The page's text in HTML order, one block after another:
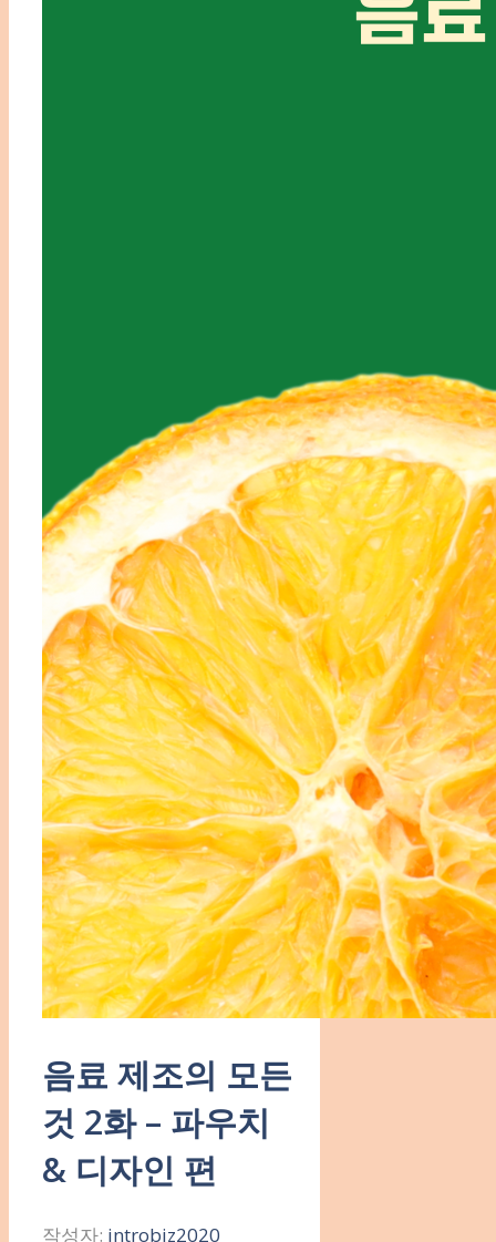
음료 제조의 모든
것 2화 – 파우치
& 디자인 편
작성자: introbiz2020